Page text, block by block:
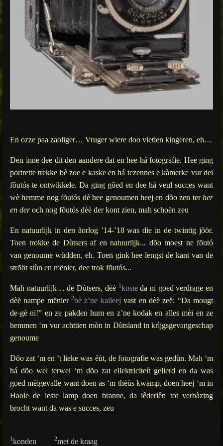
En ozze paa zaoliger… Vruger wiere doo vietien kingeren, eh…
Den inne dee dit den aandere dat en hee há fotografie. Hee ging
portrette trekke bè zoe e kaske en há tezennes e kàmerke vur dei
fõutós te ontwikkele. Da ging gõed en dee há veul succes want
wè hemme nog fõutós dè hee genoumen heej en dõo zen terher
en deroch nog fõutós dèè der kont zien, mah schoën zeu
En natuurlijk in den ãorlog ’14-’18 was die in de twintig jõör.
Toen trokke de Dùtsers af en natuurlijk... dõo moest ne fõutó
van genoume wùdden, eh. Toen gink hee lengst de kant van de
strõöt stùn en mënier, dee trok fõutós...
Mah natuurlijk… de Dùtsers, dèè 1kosteda ni goed verdrage en
dèè nampe mënier2bè z’ne kalleej vast en dèè zeë: “Da mougt
de-gè ni!” en ze pakden hum en z’ne kodak en alles mèi en ze
hemmen ‘m vur achttien mòn in Dùtsland in krìjgsgevangeschap
genoume
Dõo zat ‘m en ’t lieke was èùt, de fotografie was gedùn. Mah ‘m
há dõo wel terwel ‘m dõo zat ellektriciteít gelierd en da was
goed mèigevalle want doen as ‘m thèùs kwamp, doen heej ‘m in
Haole de ieste lamp doen branne, da iêderiên tot verbàzing
brocht want da was e succes, zeu
1konden 2met de kraag